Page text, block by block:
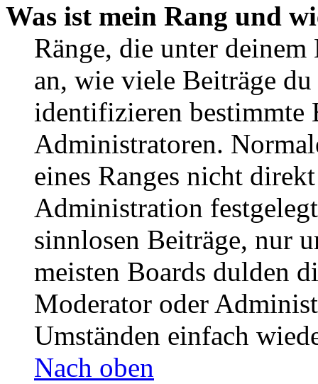
Was ist mein Rang und
Ränge, die unter deinem
an, wie viele Beiträge
identifizieren bestimmte
Administratoren.
eines Ranges nicht
Administration
sinnlosen Beiträge, nur
meisten Boards dulden
Moderator oder
Umständen einfach
Nach oben